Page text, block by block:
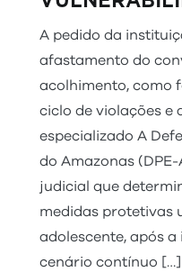
A pedido da
afastamento do
acolhimento, como
ciclo de violações e
especializado A
do Amazonas
judicial que
medidas protetivas
adolescente, após
cenário contínuo […]